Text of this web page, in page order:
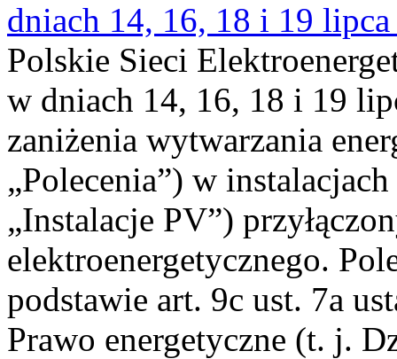
dniach 14, 16, 18 i 19
Polskie Sieci
w dniach 14, 16, 18 i 19
zaniżenia wytwarzania
„Polecenia”) w
„Instalacje PV”)
elektroenergetycznego.
podstawie art. 9c ust. 7a
Prawo energetyczne (t. j.